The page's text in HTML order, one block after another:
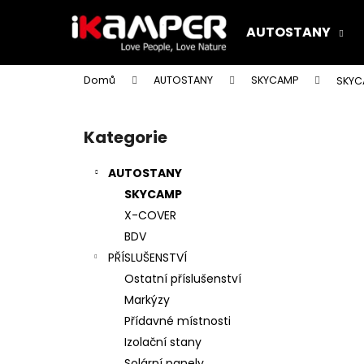
AUTOSTANY
Domů AUTOSTANY SKYCAMP
Přeskočit
kategorie
Kategorie
AUTOSTANY
SKYCAMP
X-COVER
BDV
PŘÍSLUŠENSTVÍ
Ostatní příslušenství
Markýzy
Přídavné místnosti
Izolační stany
í
Zpět
do
obchodu
Zpět
do
obchodu